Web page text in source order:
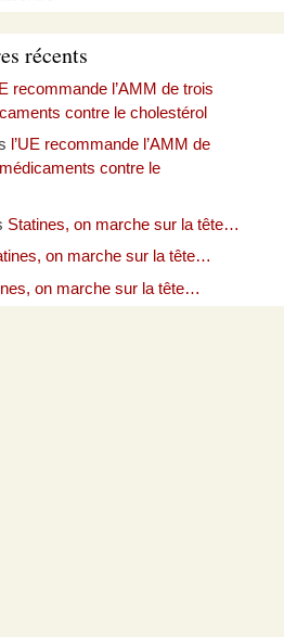
récents
recommande l’AMM de trois
contre le cholestérol
l’UE recommande l’AMM de
contre le
Statines, on marche sur la tête…
on marche sur la tête…
on marche sur la tête…